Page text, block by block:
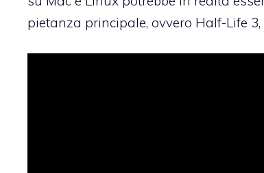
pietanza principale, ovvero Half-Life 3